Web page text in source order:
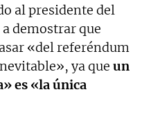
al presidente del
a demostrar que
«del referéndum
ya que un
es «la única